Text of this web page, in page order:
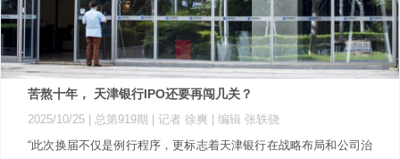
苦熬十年， 天津银行IPO还要再闯几关？
2025/10/25 | 总第919期 | 记者 徐爽
| 编辑 张轶骁
“此次换届不仅是例行程序，更标志着天津银行在战略布局和公司治